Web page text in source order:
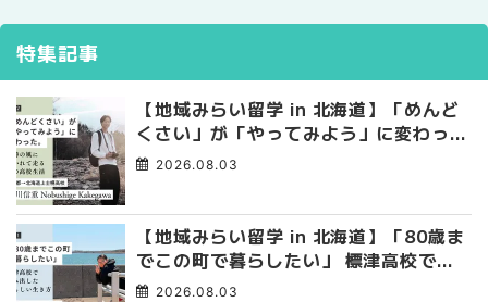
特集記事
【地域みらい留学 in 北海道】「めんど
くさい」が「やってみよう」に変わっ
た。 十勝の風に吹かれて走る、僕の泥
2026.08.03
【地域みらい留学 in 北海道】「80歳ま
でこの町で暮らしたい」 標津高校で踏
み出した、私らしい生き方
2026.08.03